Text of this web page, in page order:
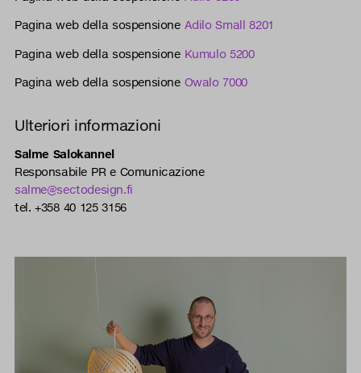
Pagina web della sospensione Adilo Small 8201
Pagina web della sospensione Kumulo 5200
Pagina web della sospensione Owalo 7000
Ulteriori informazioni
Salme Salokannel
Responsabile PR e Comunicazione
salme@sectodesign.fi
tel. +358 40 125 3156